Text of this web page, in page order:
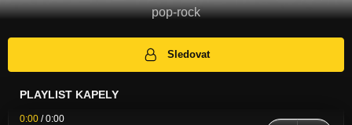
pop-rock
Sledovat
PLAYLIST KAPELY
0:00 /0:00